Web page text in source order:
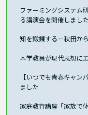
ファーミングシステム
る講演会を開催しました
知を鍛錬する―秋田か
本学教員が現代思想に
【いつでも青春キャン
ました
家庭教育講座「家族で